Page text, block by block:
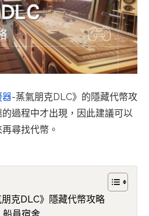
器-蒸氣朋克DLC》的隱藏代幣攻
過程中才出現，因此建議可以
尋找代幣。
克DLC》隱藏代幣攻略